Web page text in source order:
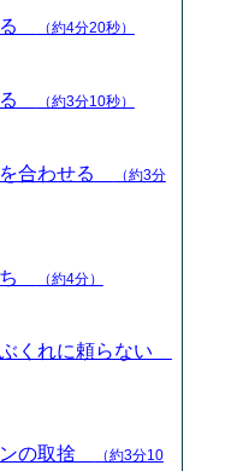
る （約4分20秒）
る （約3分10秒）
を合わせる
（約3分
ち （約4分）
くれに頼らない
ンの取捨
（約3分10